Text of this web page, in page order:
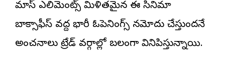
మాస్ ఎలిమెంట్స్ మిళితమైన ఈ సినిమా
బాక్సాఫీస్ వద్ద భారీ ఓపెనింగ్స్ నమోదు చేస్తుందనే
అంచనాలు ట్రేడ్ వర్గాల్లో బలంగా వినిపిస్తున్నాయి.